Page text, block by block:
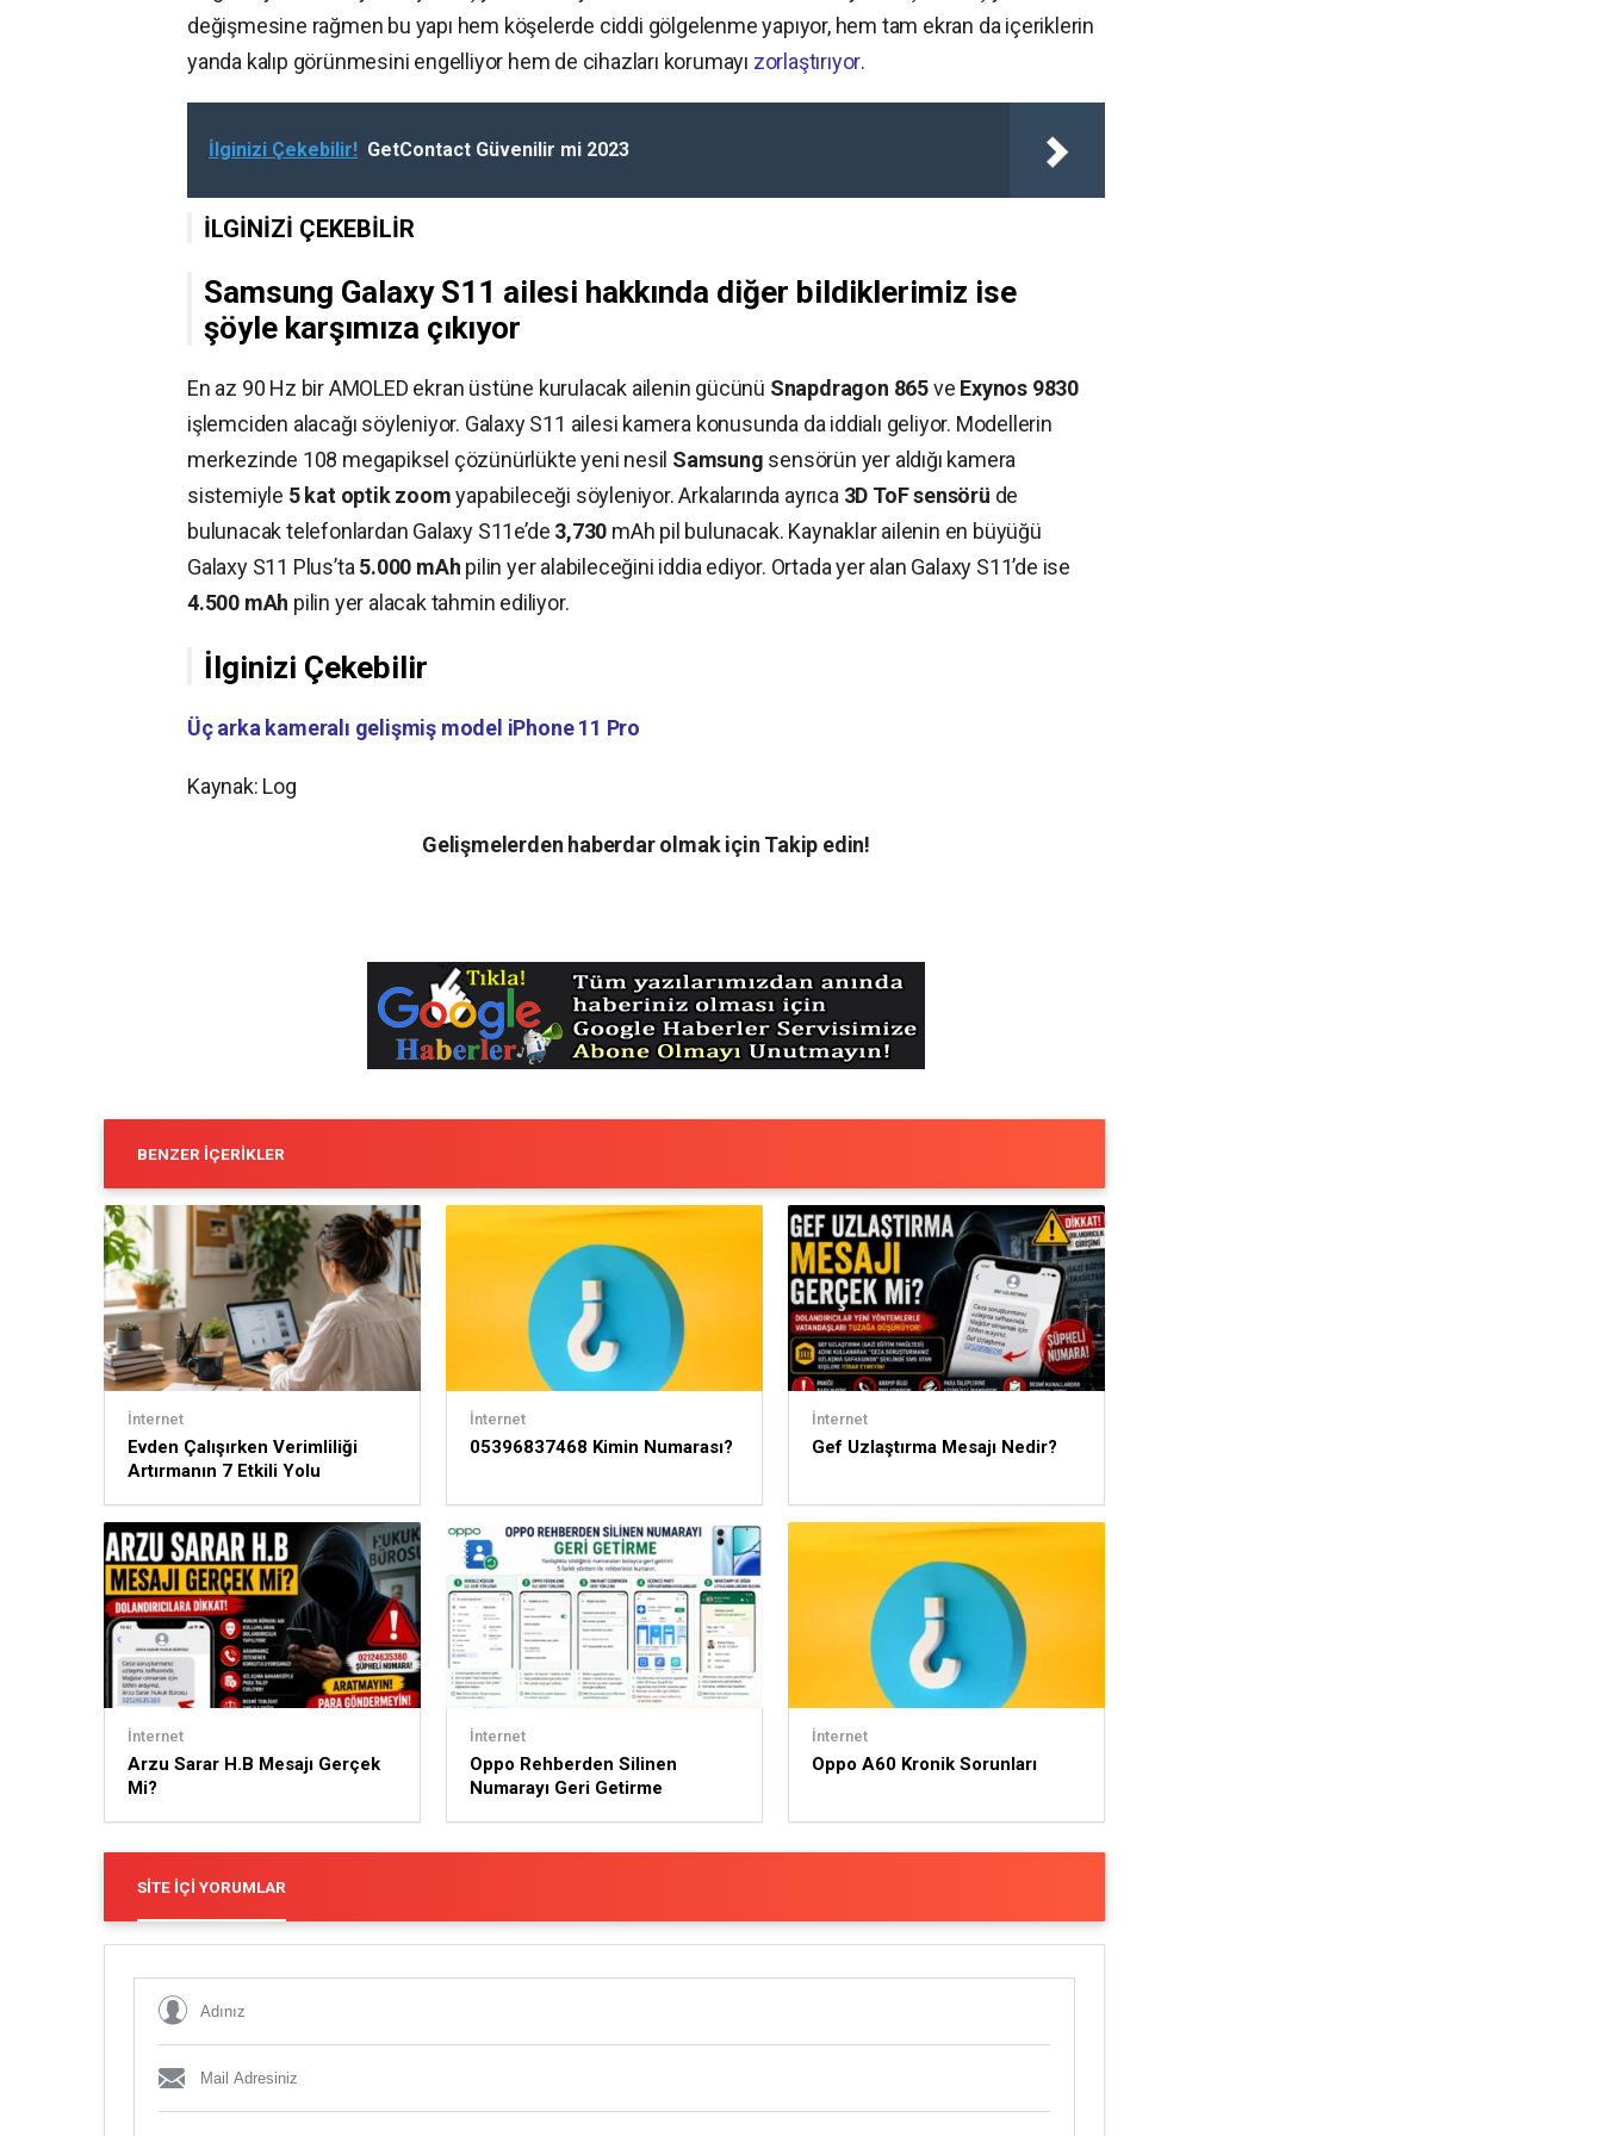
değişmesine rağmen bu yapı hem köşelerde ciddi gölgelenme yapıyor, hem tam ekran da içeriklerin
yanda kalıp görünmesini engelliyor hem de cihazları korumayı zorlaştırıyor.
İlginizi Çekebilir! GetContact Güvenilir mi 2023
İLGİNİZİ ÇEKEBİLİR
Samsung Galaxy S11 ailesi hakkında diğer bildiklerimiz ise
şöyle karşımıza çıkıyor
En az 90 Hz bir AMOLED ekran üstüne kurulacak ailenin gücünü Snapdragon 865ve Exynos 9830
işlemciden alacağı söyleniyor. Galaxy S11 ailesi kamera konusunda da iddialı geliyor. Modellerin
merkezinde 108 megapiksel çözünürlükte yeni nesil Samsung sensörün yer aldığı kamera
sistemiyle 5 kat optik zoomyapabileceği söyleniyor. Arkalarında ayrıca 3D ToF sensörü de
bulunacak telefonlardan Galaxy S11e’de 3,730 mAh pil bulunacak. Kaynaklar ailenin en büyüğü
Galaxy S11 Plus’ta 5.000 mAh pilin yer alabileceğini iddia ediyor. Ortada yer alan Galaxy S11’de ise
4.500 mAh pilin yer alacak tahmin ediliyor.
İlginizi Çekebilir
Üç arka kameralı gelişmiş model iPhone 11 Pro
Kaynak: Log
Gelişmelerden haberdar olmak için Takip edin!
BENZER İÇERIKLER
İnternet
Evden Çalışırken Verimliliği
Artırmanın 7 Etkili Yolu
İnternet
05396837468 Kimin Numarası?
İnternet
Gef Uzlaştırma Mesajı Nedir?
İnternet
Arzu Sarar H.B Mesajı Gerçek
Mi?
İnternet
Oppo Rehberden Silinen
Numarayı Geri Getirme
İnternet
Oppo A60 Kronik Sorunları
SITE İÇI YORUMLAR